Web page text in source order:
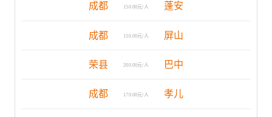
成都 150.00元/人 蓬安
成都 150.00元/人 屏山
荣县 200.00元/人 巴中
成都 170.00元/人 孝儿